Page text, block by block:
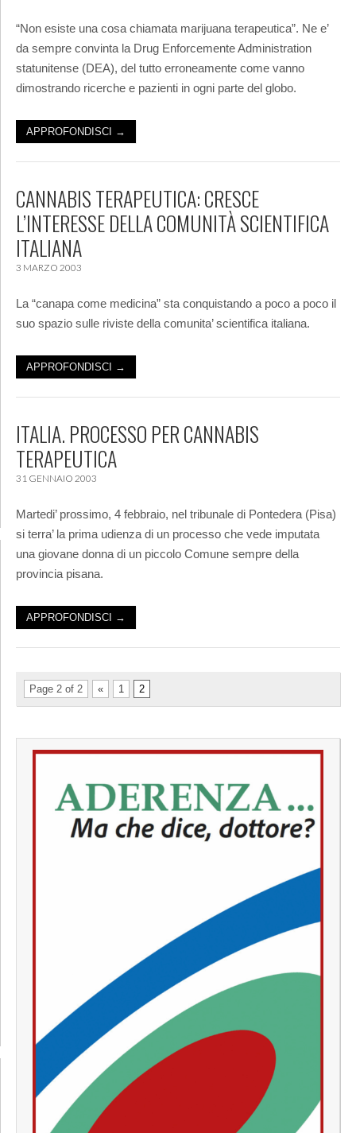
“Non esiste una cosa chiamata marijuana terapeutica”. Ne e’
da sempre convinta la Drug Enforcemente Administration
statunitense (DEA), del tutto erroneamente come vanno
dimostrando ricerche e pazienti in ogni parte del globo.
APPROFONDISCI →
CANNABIS TERAPEUTICA: CRESCE
L’INTERESSE DELLA COMUNITÀ SCIENTIFICA
ITALIANA
3 MARZO 2003
La “canapa come medicina” sta conquistando a poco a poco il
suo spazio sulle riviste della comunita’ scientifica italiana.
APPROFONDISCI →
ITALIA. PROCESSO PER CANNABIS
TERAPEUTICA
31 GENNAIO 2003
Martedi’ prossimo, 4 febbraio, nel tribunale di Pontedera (Pisa)
si terra’ la prima udienza di un processo che vede imputata
una giovane donna di un piccolo Comune sempre della
provincia pisana.
APPROFONDISCI →
Page 2 of 2 « 1 2